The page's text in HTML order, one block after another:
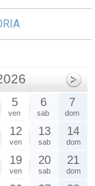
5
ven
6
sab
7
dom
12
ven
13
sab
14
dom
19
ven
20
sab
21
dom